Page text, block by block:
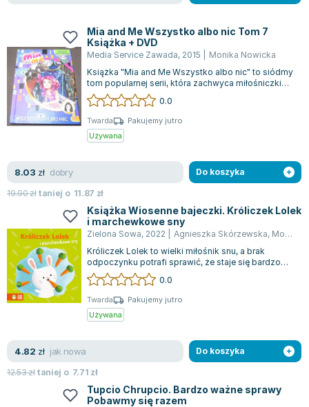
Filologia - książki
Kulturoznawstwo, antropologia - książki
Książki o naukach politycznych
Książki pedagogiczne
Psychologia - książki
Socjologia - książki
Książki: Buddyzm
Książki: Chrześcijaństwo
Książki: Islam
Książki: Judaizm
Książki: Rozwój osobisty
Inne
Książki: Kariera i sukces
Książki: Psychologia, motywacja
Książki dla dzieci 9-12 lat
Literatura dla dzieci 9-12 lat
Poznawanie świata dla dzieci 9-12 lat - książki
Książki o zainteresowaniach dla dzieci 9-12 lat
Książki dla młodzieży
Literatura dla młodzieży
Literatura popularno-naukowa
Lektury do gimnazjów i szkół średnich
Lektury do szkoły podstawowej
Szkoły wyższe - książki
Bibliotekoznawstwo - książki
Książki o ekonomii i finansach - szkoły wyższe
Książki do filologii - szkoły wyższe
Książki medyczne dla studentów
Nauki historyczne - książki
Książki do nauk przyrodniczych dla studentów
Książki do nauk społecznych dla studentów
Książki do nauk ścisłych dla studentów
Prawo - książki dla studentów
Stefan Żeromski
Juliusz Słowacki
Jacek Piekara
Meg Cabot
James Rollins
Maria Konopnicka
Paulo Coelho
Graham Masterton
Astrid Lindgren
Anna Ficner-Ogonowska
Federico Moccia
Harlan Coben
Katarzyna Michalak
Daniel Defoe
Wanda Chotomska
Józef Ignacy Kraszewski
Clive Staples Lewis
Mia and Me Wszystko albo nic Tom 7
Książka + DVD
Media Service Zawada, 2015
Monika Nowicka
Książka "Mia and Me Wszystko albo nic" to siódmy
tom popularnej serii, która zachwyca miłośniczki
przygód Mii. Książka ta doskonal...
0.0
Twarda
Pakujemy jutro
Używana
8.03 zł dobry
19.90złtaniej o 11.87 zł
Do koszyka
Książka Wiosenne bajeczki. Króliczek Lolek
i marchewkowe sny
Zielona Sowa, 2022 Agnieszka Skórzewska, Monika Suska
Króliczek Lolek to wielki miłośnik snu, a brak
odpoczynku potrafi sprawić, że staje się bardzo
marudny. Czy tym razem uda mu się z...
0.0
Twarda
Pakujemy jutro
Używana
4.82 zł jak nowa
12.53złtaniej o 7.71 zł
Do koszyka
Tupcio Chrupcio. Bardzo ważne sprawy
Pobawmy się razem